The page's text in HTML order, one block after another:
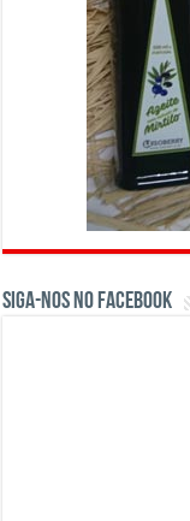
Siga-nos no Facebook